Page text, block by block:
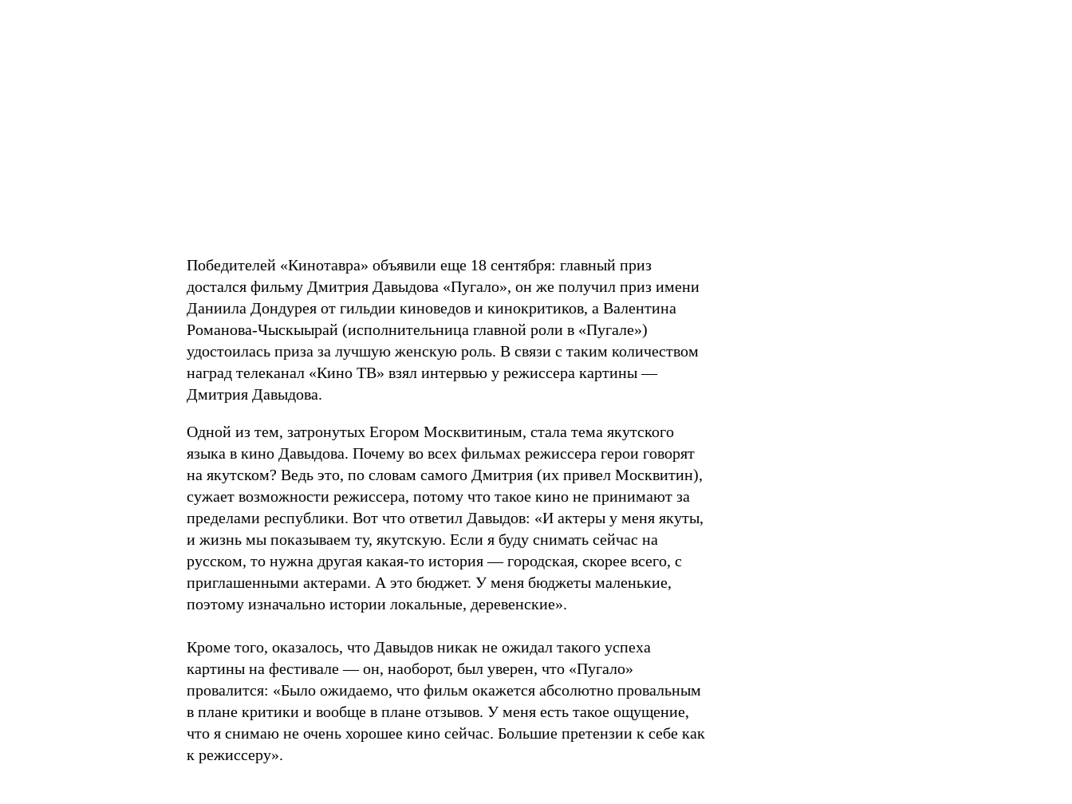
Победителей «Кинотавра» объявили еще 18 сентября: главный приз
достался фильму Дмитрия Давыдова «Пугало», он же получил приз имени
Даниила Дондурея от гильдии киноведов и кинокритиков, а Валентина
Романова-Чыскыырай (исполнительница главной роли в «Пугале»)
удостоилась приза за лучшую женскую роль. В связи с таким количеством
наград телеканал «Кино ТВ» взял интервью у режиссера картины —
Дмитрия Давыдова.
Одной из тем, затронутых Егором Москвитиным, стала тема якутского
языка в кино Давыдова. Почему во всех фильмах режиссера герои говорят
на якутском? Ведь это, по словам самого Дмитрия (их привел Москвитин),
сужает возможности режиссера, потому что такое кино не принимают за
пределами республики. Вот что ответил Давыдов: «И актеры у меня якуты,
и жизнь мы показываем ту, якутскую. Если я буду снимать сейчас на
русском, то нужна другая какая-то история — городская, скорее всего, с
приглашенными актерами. А это бюджет. У меня бюджеты маленькие,
поэтому изначально истории локальные, деревенские».
Кроме того, оказалось, что Давыдов никак не ожидал такого успеха
картины на фестивале — он, наоборот, был уверен, что «Пугало»
провалится: «Было ожидаемо, что фильм окажется абсолютно провальным
в плане критики и вообще в плане отзывов. У меня есть такое ощущение,
что я снимаю не очень хорошее кино сейчас. Большие претензии к себе как
к режиссеру».